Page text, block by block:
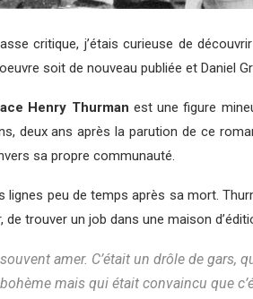
critique, j’étais curieuse de
soit de nouveau publiée et Daniel
Henry Thurman est une figure
deux ans après la parution de ce
sa propre communauté.
lignes peu de temps après sa mort.
trouver un job dans une maison
amer. C’était un drôle de
mais qui était convaincu que